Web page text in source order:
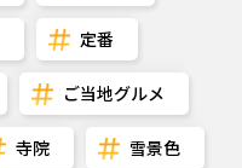
定番
ご当地グルメ
寺院 雪景色